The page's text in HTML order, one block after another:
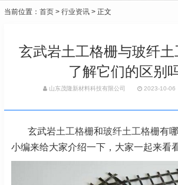
当前位置： 首页 > 行业资讯 > 正文
玄武岩土工格栅与玻纤
了解它们的区别
山东茂隆新材料科技有限公司 2023-10-06
玄武岩土工格栅和玻纤土工格栅有
小编来给大家介绍一下，大家一起来看